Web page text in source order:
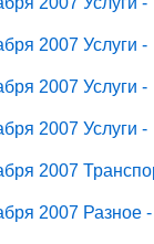
2007 Услуги -
2007 Услуги -
2007 Услуги -
2007
2007 Разное -